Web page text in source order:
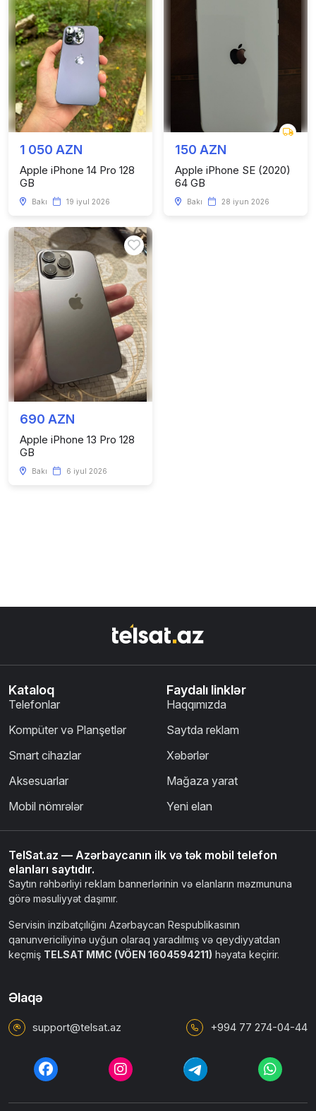
1 050 AZN
Apple iPhone 14 Pro 128
GB
Bakı 19 iyul 2026
150 AZN
Apple iPhone SE (2020)
64 GB
Bakı 28 iyun 2026
690 AZN
Apple iPhone 13 Pro 128
GB
Bakı 6 iyul 2026
Kataloq
Telefonlar
Kompüter və Planşetlər
Smart cihazlar
Aksesuarlar
Mobil nömrələr
Faydalı linklər
Haqqımızda
Saytda reklam
Xəbərlər
Mağaza yarat
Yeni elan
TelSat.az — Azərbaycanın ilk və tək mobil telefon
elanları saytıdır.
Saytın rəhbərliyi reklam bannerlərinin və elanların məzmununa
görə məsuliyyət daşımır.
Servisin inzibatçılığını Azərbaycan Respublikasının
qanunvericiliyinə uyğun olaraq yaradılmış və qeydiyyatdan
keçmiş TELSAT MMC (VÖEN 1604594211) həyata keçirir.
Əlaqə
support@telsat.az +994 77 274-04-44